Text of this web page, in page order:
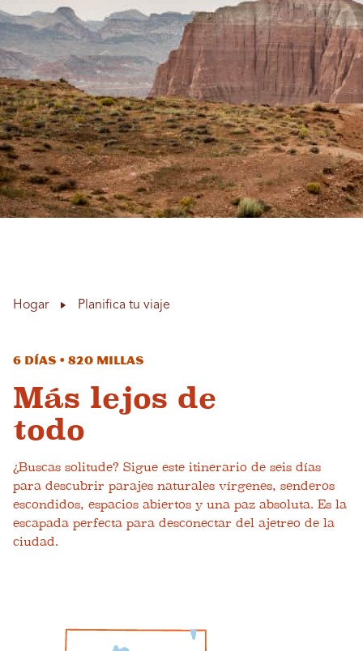
Hogar Planifica tu viaje
6 días • 820 millas
Más lejos de
todo
¿Buscas solitude? Sigue este itinerario de seis días
para descubrir parajes naturales vírgenes, senderos
escondidos, espacios abiertos y una paz absoluta. Es la
escapada perfecta para desconectar del ajetreo de la
ciudad.